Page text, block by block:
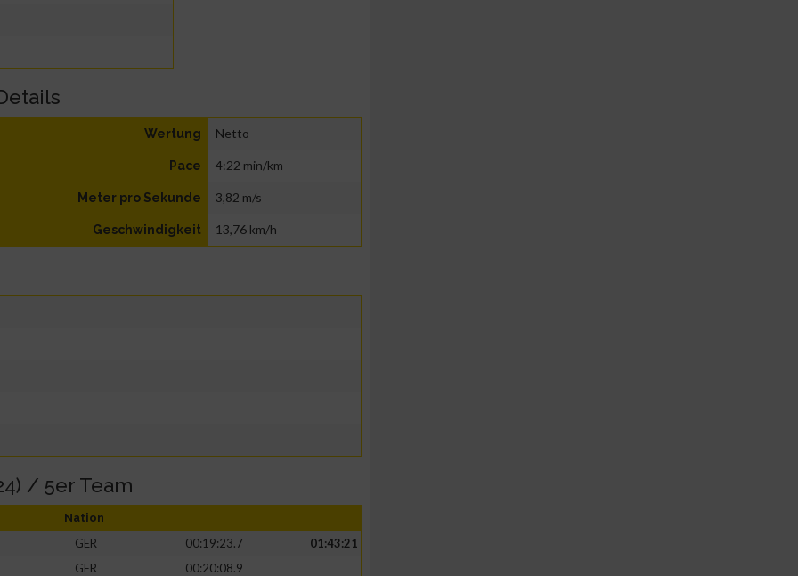
Wertung Netto
Pace 4:22 min/km
Meter pro Sekunde 3,82 m/s
Geschwindigkeit 13,76 km/h
/ 5er Team
Nation
GER 00:19:23.7
01:43:21
GER
00:20:08.9